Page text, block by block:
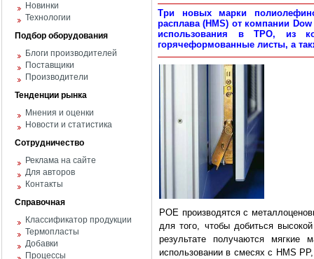
Новинки
Технологии
Подбор оборудования
Блоги производителей
Поставщики
Производители
Тенденции рынка
Мнения и оценки
Новости и статистика
Сотрудничество
Реклама на сайте
Для авторов
Контакты
Справочная
Классификатор продукции
Термопласты
Добавки
Процессы
Три новых марки
расплава (HMS) от компании
использования в TPO, из
горячеформованные листы, а
POE производятся с
для того, чтобы добиться
результате получаются мягкие
использовании в смесях с HMS